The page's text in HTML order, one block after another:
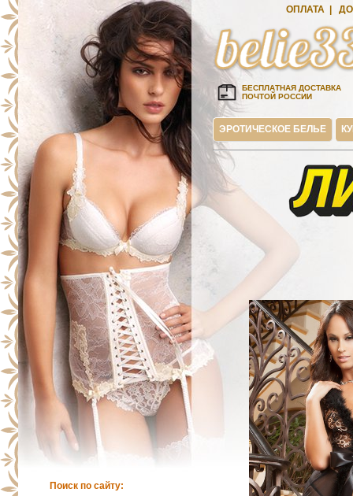
Поиск по сайту:
ОПЛАТА
БЕСПЛАТНАЯ ДОСТАВКА
ПОЧТОЙ РОССИИ
ЭРОТИЧЕСКОЕ БЕЛЬЕ